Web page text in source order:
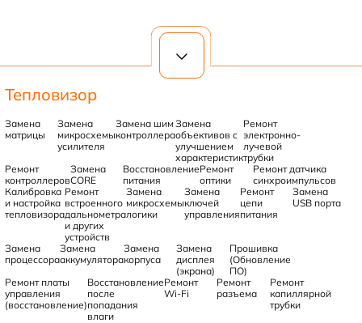
Тепловизор
Замена
матрицы
Замена
микросхемы
усилителя
Замена шим
контроллера
Замена
объективов с
улучшением
характеристик
Ремонт
электронно-
лучевой
трубки
Ремонт
контроллеров
Замена
CORE
Восстановление
питания
Ремонт
оптики
Ремонт датчика
синхроимпульсов
Калибровка
и настройка
тепловизора
Ремонт
встроенного
дальнометра
и других
устройств
Замена
микросхемы
логики
Замена
ключей
управления
Ремонт
цепи
питания
Замена
USB порта
Замена
процессора
Замена
аккумулятора
Замена
корпуса
Замена
дисплея
(экрана)
Прошивка
(Обновление
ПО)
Ремонт платы
управления
(восстановление)
Восстановление
после
попадания
влаги
Ремонт
Wi-Fi
Ремонт
разъема
Ремонт
капиллярной
трубки